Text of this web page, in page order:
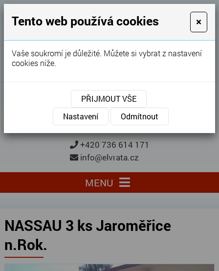
GARÁŽOVÁ VRATA
Karel Procházka
Garážová vrata, brány, ploty ...
Kontaktujte nás
KONTAKTUJTE NÁS
+420 736 614 171
info@elvrata.cz
MENU
NASSAU 3 ks Jaroměřice
n.Rok.
Tento web používá cookies ×
Vaše soukromí je důležité. Můžete si vybrat z nastavení
cookies níže.
PŘIJMOUT VŠE
Nastavení
Odmítnout